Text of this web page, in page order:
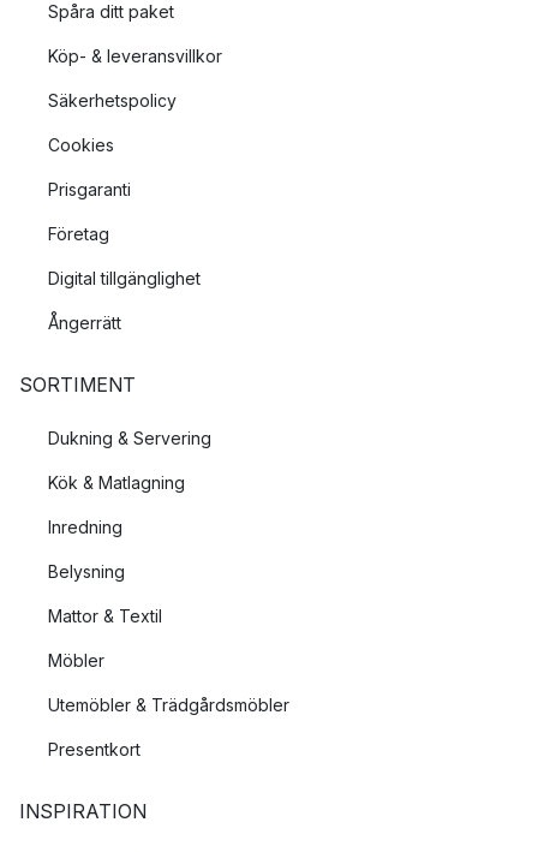
Spåra ditt paket
Köp- & leveransvillkor
Säkerhetspolicy
Cookies
Prisgaranti
Företag
Digital tillgänglighet
Ångerrätt
SORTIMENT
Dukning & Servering
Kök & Matlagning
Inredning
Belysning
Mattor & Textil
Möbler
Utemöbler & Trädgårdsmöbler
Presentkort
INSPIRATION